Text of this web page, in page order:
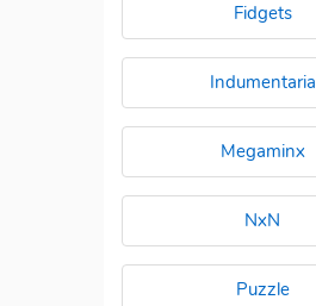
Fidgets
Indumentaria
Megaminx
NxN
Puzzle